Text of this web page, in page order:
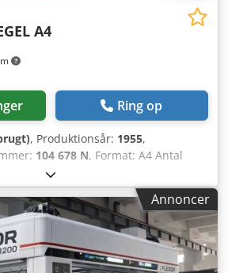
A4
Ring op
, Produktionsår: 1955,
104 678 N, Format: A4 Antal
Rb U Nomhor
Annoncer